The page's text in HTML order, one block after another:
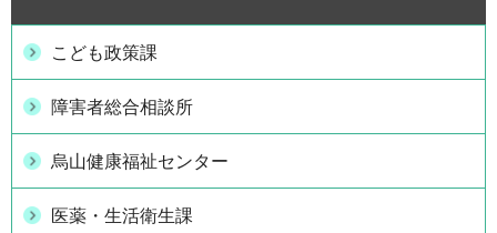
こども政策課
障害者総合相談所
烏山健康福祉センター
医薬・生活衛生課